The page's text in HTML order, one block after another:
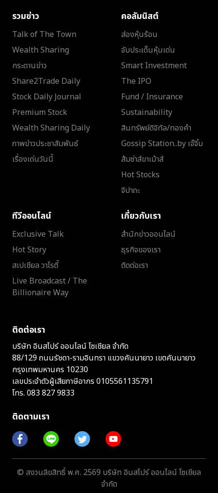
รวมข่าว
Talk of The Town
Wealth Sharing
กระดานข่าว
Share2Trade Daily
Stock Daily Journal
Premium Stock
Wealth Sharing Daily
ภาพข่าวประชาสัมพันธ์
เรื่องเด่นวันนี้
คอลัมนิสต์
ส่องหุ้นร้อน
จับประเด็นหุ้นเด่น
Smart Investment
The IPO
Fund / Insurance
Sustainability
สินทรัพย์ดิจิทัล/ทองคำ
Gossip Station..by เจ๊จิ๋ม
ส้มซ่าส์ขาเม้าส์
Hot Stocks
จิปาถะ
ทีวีออนไลน์
Exclusive Talk
Hot Story
สเปเชียล วาไรตี้
Live Broadcast / The
Billionaire Way
เกี่ยวกับเรา
สำนักข่าวออนไลน์
ธุรกิจของเรา
ติดต่อเรา
ติดต่อเรา
บริษัท อินสไปร์ ออนไลน์ โซเชียล จำกัด
88/129 ถนนรัชดา-รามอินทรา แขวงคันนายาว เขตคันนายาว
กรุงเทพมหานคร 10230
เลขประจำตัวผู้เสียภาษีอากร 0105561135791
โทร. 083 827 9833
ติดตามเรา
© สงวนลิขสิทธิ์ พ.ศ. 2569 บริษัท อินสไปร์ ออนไลน์ โซเชียล
จำกัด